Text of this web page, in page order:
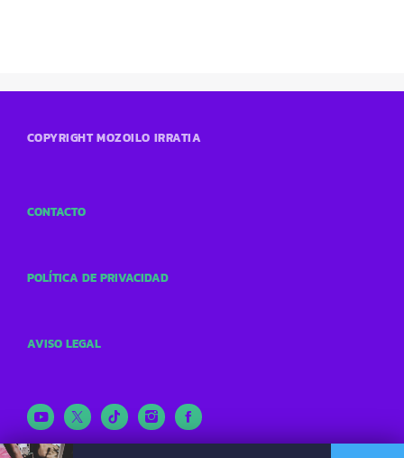
COPYRIGHT MOZOILO IRRATIA
CONTACTO
POLÍTICA DE PRIVACIDAD
AVISO LEGAL